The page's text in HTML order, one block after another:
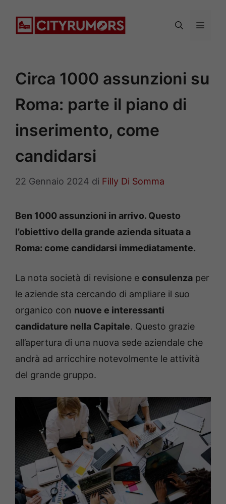
Menu
Circa 1000 assunzioni su
Roma: parte il piano di
inserimento, come
candidarsi
22 Gennaio 2024 di Filly Di Somma
Ben 1000 assunzioni in arrivo. Questo
l’obiettivo della grande azienda situata a
Roma: come candidarsi immediatamente.
La nota società di revisione e consulenza per
le aziende sta cercando di ampliare il suo
organico con nuove e interessanti
candidature nella Capitale. Questo grazie
all’apertura di una nuova sede aziendale che
andrà ad arricchire notevolmente le attività
del grande gruppo.